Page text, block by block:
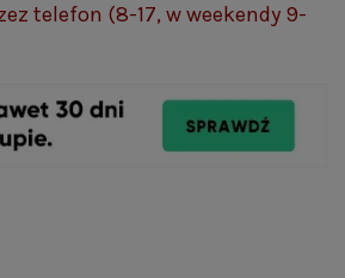
telefon (8-17, w weekendy 9-